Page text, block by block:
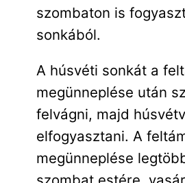
szombaton is
sonkából.
A húsvéti sonkát a
megünneplése után
felvágni, majd
elfogyasztani. A
megünneplése